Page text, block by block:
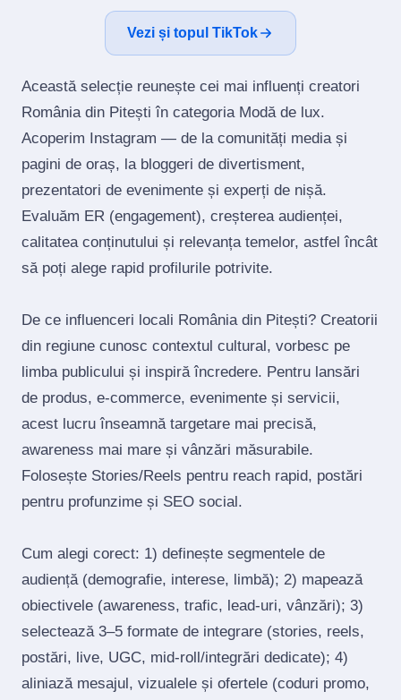
Vezi și topul TikTok
Această selecție reunește cei mai influenți creatori
România din Pitești în categoria Modă de lux.
Acoperim Instagram — de la comunități media și
pagini de oraș, la bloggeri de divertisment,
prezentatori de evenimente și experți de nișă.
Evaluăm ER (engagement), creșterea audienței,
calitatea conținutului și relevanța temelor, astfel încât
să poți alege rapid profilurile potrivite.
De ce influenceri locali România din Pitești? Creatorii
din regiune cunosc contextul cultural, vorbesc pe
limba publicului și inspiră încredere. Pentru lansări
de produs, e‑commerce, evenimente și servicii,
acest lucru înseamnă targetare mai precisă,
awareness mai mare și vânzări măsurabile.
Folosește Stories/Reels pentru reach rapid, postări
pentru profunzime și SEO social.
Cum alegi corect: 1) definește segmentele de
audiență (demografie, interese, limbă); 2) mapează
obiectivele (awareness, trafic, lead‑uri, vânzări); 3)
selectează 3–5 formate de integrare (stories, reels,
postări, live, UGC, mid‑roll/integrări dedicate); 4)
aliniază mesajul, vizualele și ofertele (coduri promo,